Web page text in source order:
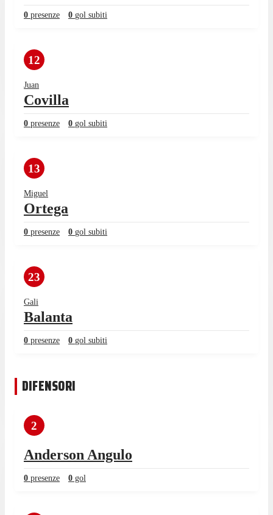
0 presenze 0 gol subiti
12
Juan
Covilla
0 presenze 0 gol subiti
13
Miguel
Ortega
0 presenze 0 gol subiti
23
Gali
Balanta
0 presenze 0 gol subiti
DIFENSORI
2
Anderson Angulo
0 presenze 0 gol